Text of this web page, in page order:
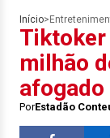
Início>
Tiktoker
milhão
afogado
PorEstadão